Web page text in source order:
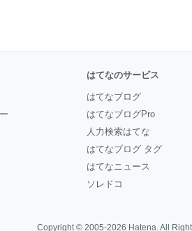
はてなのサービス
はてなブログ
はてなブログPro
人力検索はてな
はてなブログ タグ
はてなニュース
ソレドコ
Copyright © 2005-2026 Hatena. All